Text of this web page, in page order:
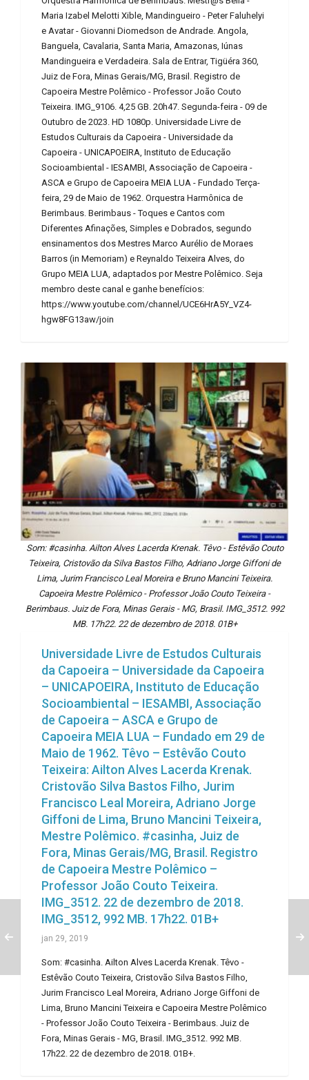
Maria Izabel Melotti Xible, Mandingueiro - Peter Faluhelyi
e Avatar - Giovanni Diomedson de Andrade. Angola,
Banguela, Cavalaria, Santa Maria, Amazonas, Iúnas
Mandingueira e Verdadeira. Sala de Entrar, Tigüéra 360,
Juiz de Fora, Minas Gerais/MG, Brasil. Registro de
Capoeira Mestre Polêmico - Professor João Couto
Teixeira. IMG_9106. 4,25 GB. 20h47. Segunda-feira - 09 de
Outubro de 2023. HD 1080p. Universidade Livre de
Estudos Culturais da Capoeira - Universidade da
Capoeira - UNICAPOEIRA, Instituto de Educação
Socioambiental - IESAMBI, Associação de Capoeira -
ASCA e Grupo de Capoeira MEIA LUA - Fundado Terça-
feira, 29 de Maio de 1962. Orquestra Harmônica de
Berimbaus. Berimbaus - Toques e Cantos com
Diferentes Afinações, Simples e Dobrados, segundo
ensinamentos dos Mestres Marco Aurélio de Moraes
Barros (in Memoriam) e Reynaldo Teixeira Alves, do
Grupo MEIA LUA, adaptados por Mestre Polêmico. Seja
membro deste canal e ganhe benefícios:
https://www.youtube.com/channel/UCE6HrA5Y_VZ4-
hgw8FG13aw/join
Som: #casinha. Ailton Alves Lacerda Krenak. Têvo - Estêvão Couto
Teixeira, Cristovão da Silva Bastos Filho, Adriano Jorge Giffoni de
Lima, Jurim Francisco Leal Moreira e Bruno Mancini Teixeira.
Capoeira Mestre Polêmico - Professor João Couto Teixeira -
Berimbaus. Juiz de Fora, Minas Gerais - MG, Brasil. IMG_3512. 992
MB. 17h22. 22 de dezembro de 2018. 01B+
Universidade Livre de Estudos Culturais
da Capoeira – Universidade da Capoeira
– UNICAPOEIRA, Instituto de Educação
Socioambiental – IESAMBI, Associação
de Capoeira – ASCA e Grupo de
Capoeira MEIA LUA – Fundado em 29 de
Maio de 1962. Têvo – Estêvão Couto
Teixeira: Ailton Alves Lacerda Krenak.
Cristovão Silva Bastos Filho, Jurim
Francisco Leal Moreira, Adriano Jorge
Giffoni de Lima, Bruno Mancini Teixeira,
Mestre Polêmico. #casinha, Juiz de
Fora, Minas Gerais/MG, Brasil. Registro
de Capoeira Mestre Polêmico –
Professor João Couto Teixeira.
IMG_3512. 22 de dezembro de 2018.
IMG_3512, 992 MB. 17h22. 01B+
jan 29, 2019
Som: #casinha. Ailton Alves Lacerda Krenak. Têvo -
Estêvão Couto Teixeira, Cristovão Silva Bastos Filho,
Jurim Francisco Leal Moreira, Adriano Jorge Giffoni de
Lima, Bruno Mancini Teixeira e Capoeira Mestre Polêmico
- Professor João Couto Teixeira - Berimbaus. Juiz de
Fora, Minas Gerais - MG, Brasil. IMG_3512. 992 MB.
17h22. 22 de dezembro de 2018. 01B+.